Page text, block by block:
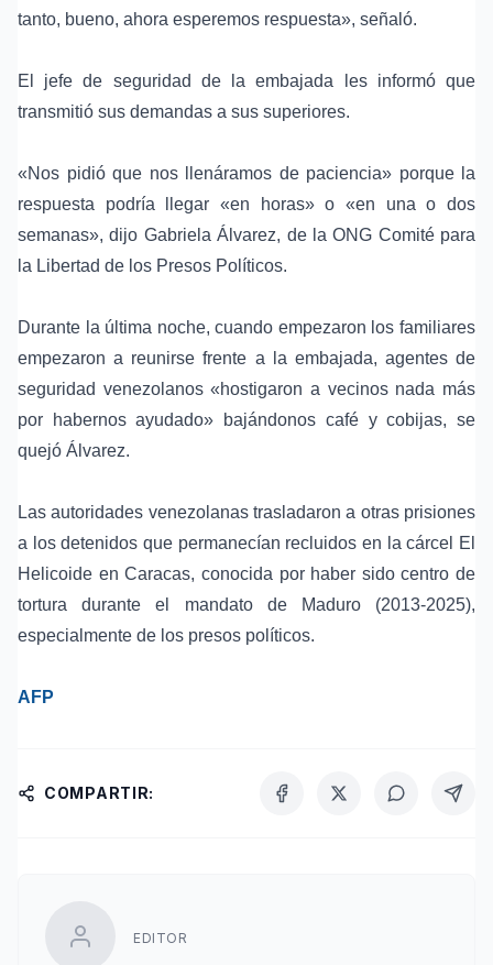
tanto, bueno, ahora esperemos respuesta», señaló.
El jefe de seguridad de la embajada les informó que
transmitió sus demandas a sus superiores.
«Nos pidió que nos llenáramos de paciencia» porque la
respuesta podría llegar «en horas» o «en una o dos
semanas», dijo Gabriela Álvarez, de laONG Comité para
la Libertad de los Presos Políticos.
Durante la última noche, cuando empezaron los familiares
empezaron a reunirse frente a la embajada, agentes de
seguridad venezolanos «hostigaron a vecinos nada más
por habernos ayudado» bajándonos café y cobijas, se
quejó Álvarez.
Las autoridades venezolanas trasladaron a otras prisiones
a los detenidos que permanecían recluidos en la cárcel El
Helicoide en Caracas, conocida por haber sido centro de
tortura durante el mandato de Maduro(2013-2025),
especialmente de los presos políticos.
AFP
COMPARTIR:
EDITOR